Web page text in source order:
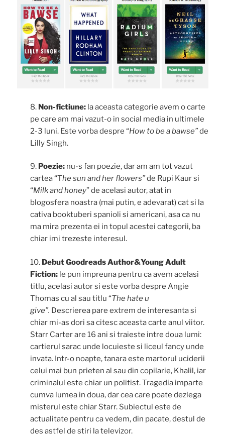
8. Non-fictiune: la aceasta categorie avem o carte
pe care am mai vazut-o in social media in ultimele
2-3 luni. Este vorba despre “How to be a bawse”de
Lilly Singh.
9. Poezie: nu-s fan poezie, dar am am tot vazut
cartea “The sun and her flowers”de Rupi Kaur si
“Milk and honey” de acelasi autor, atat in
blogosfera noastra (mai putin, e adevarat) cat si la
cativa booktuberi spanioli si americani, asa ca nu
ma mira prezenta ei in topul acestei categorii, ba
chiar imi trezeste interesul.
10. Debut Goodreads Author&Young Adult
Fiction: le pun impreuna pentru ca avem acelasi
titlu, acelasi autor si este vorba despre Angie
Thomas cu al sau titlu “The hate u
give”. Descrierea pare extrem de interesanta si
chiar mi-as dori sa citesc aceasta carte anul viitor.
Starr Carter are 16 ani si traieste intre doua lumi:
cartierul sarac unde locuieste si liceul fancy unde
invata. Intr-o noapte, tanara este martorul uciderii
celui mai bun prieten al sau din copilarie, Khalil, iar
criminalul este chiar un politist. Tragedia imparte
cumva lumea in doua, dar cea care poate dezlega
misterul este chiar Starr. Subiectul este de
actualitate pentru ca vedem, din pacate, destul de
des astfel de stiri la televizor.